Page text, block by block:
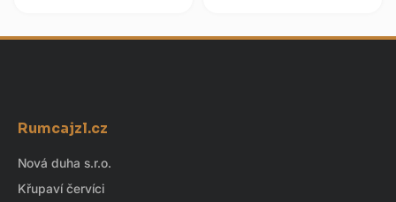
z...
Rumcajzl.cz
Nová duha s.r.o.
Křupaví červíci